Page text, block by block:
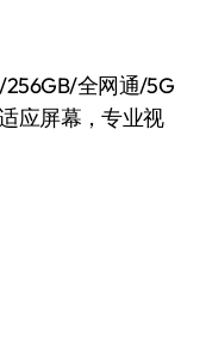
256GB/全网通/5G
应屏幕，专业视